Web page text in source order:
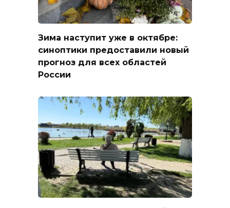
Зима наступит уже в октябре:
синоптики предоставили новый
прогноз для всех областей
России